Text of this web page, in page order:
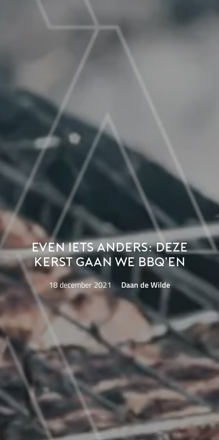
Even iets anders: deze
kerst gaan we BBQ’en
18 december 2021 Daan de Wilde